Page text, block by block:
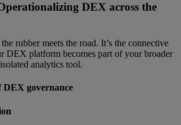
DEX across the
rubber meets the road. It’s the connective
DEX platform becomes part of your broader
analytics tool.
DEX governance